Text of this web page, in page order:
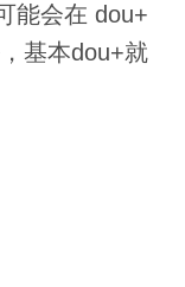
能会在 dou+
基本dou+就